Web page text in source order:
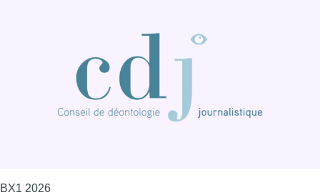
BX1 2026